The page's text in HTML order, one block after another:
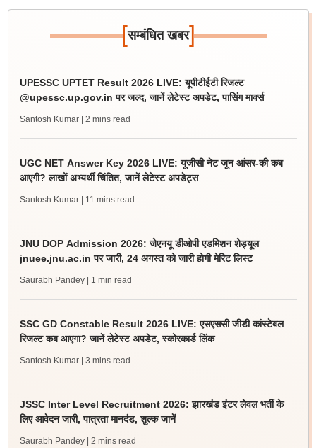
[सम्बंधित खबर]
UPESSC UPTET Result 2026 LIVE: यूपीटीईटी रिजल्ट
@upessc.up.gov.in पर जल्द, जानें लेटेस्ट अपडेट, पासिंग मार्क्स
Santosh Kumar | 2 mins read
UGC NET Answer Key 2026 LIVE: यूजीसी नेट जून आंसर-की कब
आएगी? लाखों अभ्यर्थी चिंतित, जानें लेटेस्ट अपडेट्स
Santosh Kumar | 11 mins read
JNU DOP Admission 2026: जेएनयू डीओपी एडमिशन शेड्यूल
jnuee.jnu.ac.in पर जारी, 24 अगस्त को जारी होगी मेरिट लिस्ट
Saurabh Pandey | 1 min read
SSC GD Constable Result 2026 LIVE: एसएससी जीडी कांस्टेबल
रिजल्ट कब आएगा? जानें लेटेस्ट अपडेट, स्कोरकार्ड लिंक
Santosh Kumar | 3 mins read
JSSC Inter Level Recruitment 2026: झारखंड इंटर लेवल भर्ती के
लिए आवेदन जारी, पात्रता मानदंड, शुल्क जानें
Saurabh Pandey | 2 mins read